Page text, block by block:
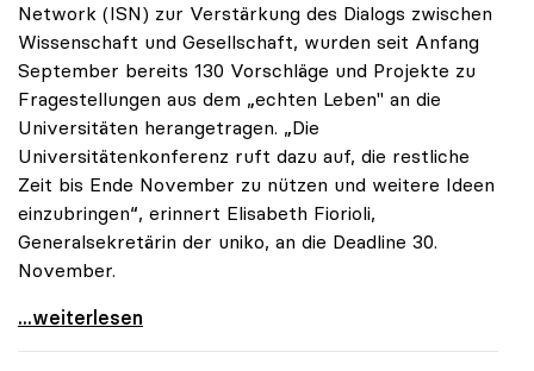
Network (ISN) zur Verstärkung des Dialogs zwischen
Wissenschaft und Gesellschaft, wurden seit Anfang
September bereits 130 Vorschläge und Projekte zu
Fragestellungen aus dem „echten Leben" an die
Universitäten herangetragen. „Die
Universitätenkonferenz ruft dazu auf, die restliche
Zeit bis Ende November zu nützen und weitere Ideen
einzubringen“, erinnert Elisabeth Fiorioli,
Generalsekretärin der uniko, an die Deadline 30.
November.
Ö1-Hörsaal: Bisher 130 Ideen zum Dialog mit
...weiterlesen